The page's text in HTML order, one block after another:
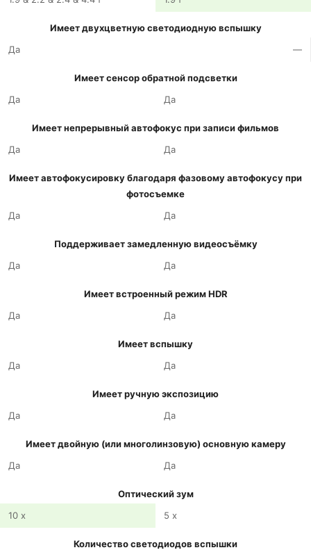
Имеет двухцветную светодиодную вспышку
Да
—
Имеет сенсор обратной подсветки
Да
Да
Имеет непрерывный автофокус при записи фильмов
Да
Да
Имеет автофокусировку благодаря фазовому автофокусу при
фотосъемке
Да
Да
Поддерживает замедленную видеосъёмку
Да
Да
Имеет встроенный режим HDR
Да
Да
Имеет вспышку
Да
Да
Имеет ручную экспозицию
Да
Да
Имеет двойную (или многолинзовую) основную камеру
Да
Да
Оптический зум
10 x
5 x
Количество светодиодов вспышки